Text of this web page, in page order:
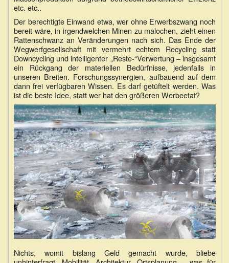
etc. etc..
Der berechtigte Einwand etwa, wer ohne Erwerbszwang noch
bereit wäre, in irgendwelchen Minen zu malochen, zieht einen
Rattenschwanz an Veränderungen nach sich. Das Ende der
Wegwerfgesellschaft mit vermehrt echtem Recycling statt
Downcycling und intelligenter „Reste-“Verwertung – insgesamt
ein Rückgang der materiellen Bedürfnisse, jedenfalls in
unseren Breiten. Forschungssynergien, aufbauend auf dem
dann frei verfügbaren Wissen. Es darf getüftelt werden. Was
ist die beste Idee, statt wer hat den größeren Werbeetat?
Nichts, womit bislang Geld gemacht wurde, bliebe